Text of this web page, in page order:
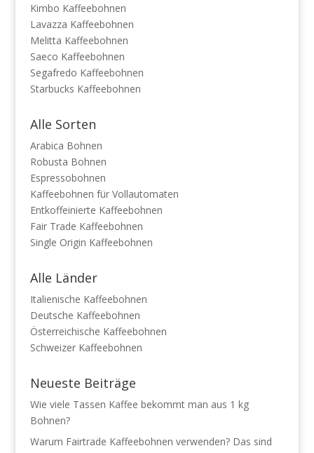
Kimbo Kaffeebohnen
Lavazza Kaffeebohnen
Melitta Kaffeebohnen
Saeco Kaffeebohnen
Segafredo Kaffeebohnen
Starbucks Kaffeebohnen
Alle Sorten
Arabica Bohnen
Robusta Bohnen
Espressobohnen
Kaffeebohnen für Vollautomaten
Entkoffeinierte Kaffeebohnen
Fair Trade Kaffeebohnen
Single Origin Kaffeebohnen
Alle Länder
Italienische Kaffeebohnen
Deutsche Kaffeebohnen
Österreichische Kaffeebohnen
Schweizer Kaffeebohnen
Neueste Beiträge
Wie viele Tassen Kaffee bekommt man aus 1 kg
Bohnen?
Warum Fairtrade Kaffeebohnen verwenden? Das sind